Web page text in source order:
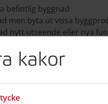
kakor
befintlig byggnad
men byta ut vissa
nytt utseende eller nya
i andra byggnader
reparera byggprodukter
helt nya material och
tio ord på R. Listor med
för den som tillverkar